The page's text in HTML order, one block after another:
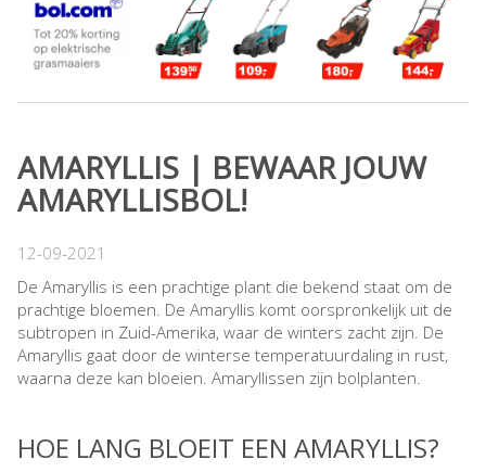
AMARYLLIS | BEWAAR JOUW
AMARYLLISBOL!
12-09-2021
De Amaryllis is een prachtige plant die bekend staat om de
prachtige bloemen. De Amaryllis komt oorspronkelijk uit de
subtropen in Zuid-Amerika, waar de winters zacht zijn. De
Amaryllis gaat door de winterse temperatuurdaling in rust,
waarna deze kan bloeien. Amaryllissen zijn bolplanten.
HOE LANG BLOEIT EEN AMARYLLIS?